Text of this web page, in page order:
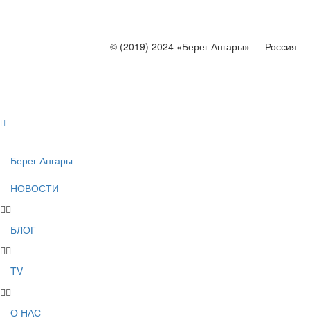
© (2019) 2024 «Берег Ангары» — Россия
Берег Ангары
НОВОСТИ
БЛОГ
TV
О НАС